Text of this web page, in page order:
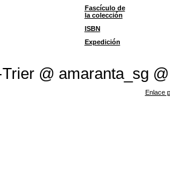
Fascículo de
la colección
ISBN
Expedición
@ amaranta_sg @
Enlace